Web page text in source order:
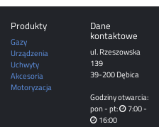
Produkty
Gazy
Urządzenia
Uchwyty
Akcesoria
Motoryzacja
Dane
kontaktowe
ul. Rzeszowska
139
39-200 Dębica
Godziny otwarcia:
pon - pt:
7:00 -
16:00